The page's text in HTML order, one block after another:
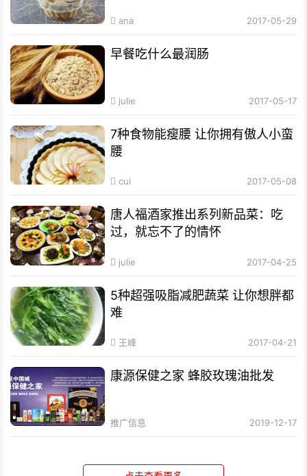
ana 2017-05-29
早餐吃什么最润肠
julie 2017-05-17
7种食物能瘦腰 让你拥有傲人小蛮
腰
cui 2017-05-08
唐人福酒家推出系列新品菜：吃
过，就忘不了的情怀
julie 2017-04-25
5种超强吸脂减肥蔬菜 让你想胖都
难
王峰 2017-04-21
康源保健之家 蜂胶玫瑰油批发
推广信息 2019-12-17